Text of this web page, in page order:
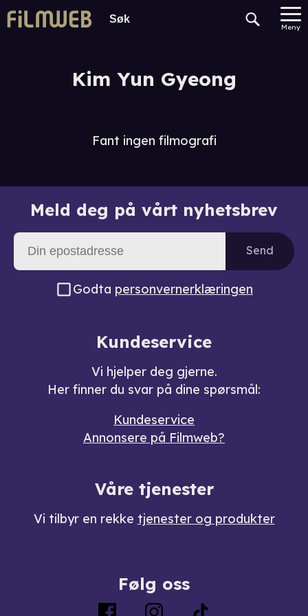
Meny
Kim Yun Gyeong
Fant ingen filmografi
Meld deg på vårt nyhetsbrev
Send
Godta personvernerklæringen
Kundeservice
Vi hjelper deg gjerne.
Her finner du svar på dine spørsmål:
Kundeservice
Annonsere på Filmweb?
Våre tjenester
Vi tilbyr en rekke tjenester og produkter
Følg oss